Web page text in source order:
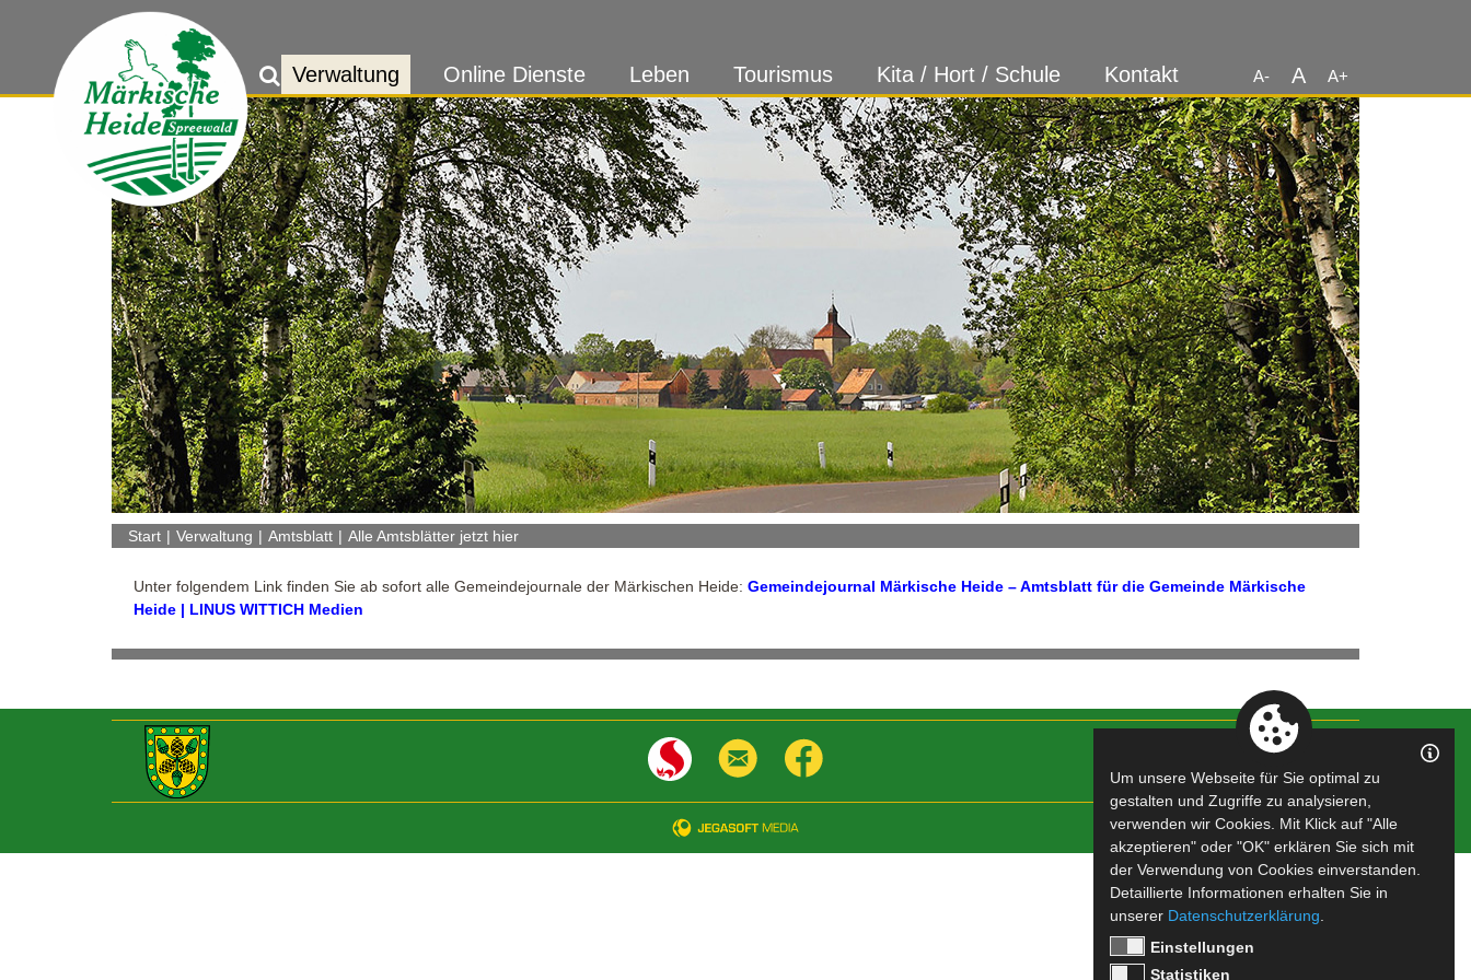
A+
A
A-
Verwaltung Online Dienste Leben Tourismus Kita / Hort / Schule Kontakt
Start Verwaltung Amtsblatt Alle Amtsblätter jetzt hier
Unter folgendem Link finden Sie ab sofort alle Gemeindejournale der Märkischen Heide: Gemeindejournal Märkische Heide – Amtsblatt für die Gemeinde Märkische
Heide | LINUS WITTICH Medien
Impressum | Datenschutz
Um unsere Webseite für Sie optimal zu
gestalten und Zugriffe zu analysieren,
verwenden wir Cookies. Mit Klick auf "Alle
akzeptieren" oder "OK" erklären Sie sich mit
der Verwendung von Cookies einverstanden.
Detaillierte Informationen erhalten Sie in
unserer Datenschutzerklärung
Einstellungen
Statistiken